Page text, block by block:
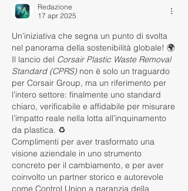
Redazione
17 apr 2025
Un’iniziativa che segna un punto di svolta
nel panorama della sostenibilità globale! 🌍
Il lancio del Corsair Plastic Waste Removal
Standard (CPRS) non è solo un traguardo
per Corsair Group, ma un riferimento per
l’intero settore: finalmente uno standard
chiaro, verificabile e affidabile per misurare
l’impatto reale nella lotta all’inquinamento
da plastica. ♻️
Complimenti per aver trasformato una
visione aziendale in uno strumento
concreto per il cambiamento, e per aver
coinvolto un partner storico e autorevole
come Control Union a garanzia della